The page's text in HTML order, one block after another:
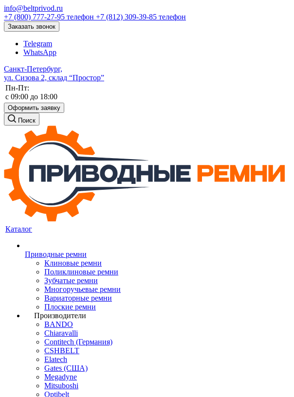
info@beltprivod.ru
+7 (800) 777-27-95 телефон +7 (812) 309-39-85 телефон
Заказать звонок
Telegram
WhatsApp
Санкт-Петербург,
ул. Сизова 2, склад “Простор”
Пн-Пт:
c 09:00 до 18:00
Оформить заявку
Поиск
Каталог
Приводные ремни
Клиновые ремни
Поликлиновые ремни
Зубчатые ремни
Многоручьевые ремни
Вариаторные ремни
Плоские ремни
Производители
BANDO
Chiaravalli
Contitech (Германия)
CSHBELT
Elatech
Gates (США)
Megadyne
Mitsuboshi
Optibelt